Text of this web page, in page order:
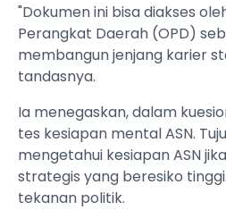
"Dokumen ini bisa diakses
Perangkat Daerah (OPD)
membangun jenjang karier
tandasnya.
Ia menegaskan, dalam
tes kesiapan mental ASN.
mengetahui kesiapan ASN
strategis yang beresiko
tekanan politik.